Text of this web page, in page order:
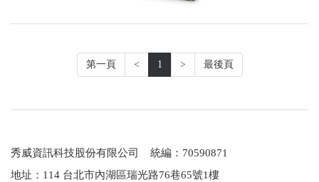
第一頁 < 1 > 最後頁
秀威資訊科技股份有限公司 統編：70590871
地址：114 台北市內湖區瑞光路76巷65號1樓